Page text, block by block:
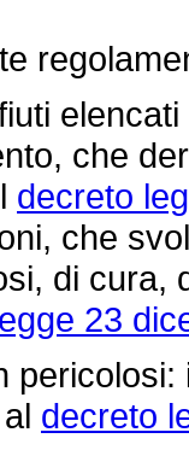
elencati
che
decreto
che
di cura,
23
decreto